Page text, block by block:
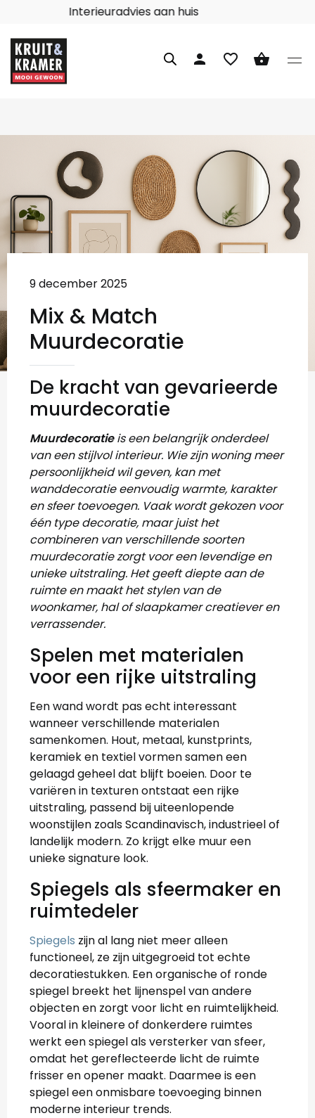
Interieuradvies aan huis
person favorite_border shopping_basket
9 december 2025
Mix & Match
Muurdecoratie
De kracht van gevarieerde
muurdecoratie
Muurdecoratieis een belangrijk onderdeel
van een stijlvol interieur. Wie zijn woning meer
persoonlijkheid wil geven, kan met
wanddecoratie eenvoudig warmte, karakter
en sfeer toevoegen. Vaak wordt gekozen voor
één type decoratie, maar juist het
combineren van verschillende soorten
muurdecoratie zorgt voor een levendige en
unieke uitstraling. Het geeft diepte aan de
ruimte en maakt het stylen van de
woonkamer, hal of slaapkamer creatiever en
verrassender.
Spelen met materialen
voor een rijke uitstraling
Een wand wordt pas echt interessant
wanneer verschillende materialen
samenkomen. Hout, metaal, kunstprints,
keramiek en textiel vormen samen een
gelaagd geheel dat blijft boeien. Door te
variëren in texturen ontstaat een rijke
uitstraling, passend bij uiteenlopende
woonstijlen zoals Scandinavisch, industrieel of
landelijk modern. Zo krijgt elke muur een
unieke signature look.
Spiegels als sfeermaker en
ruimtedeler
Spiegels zijn al lang niet meer alleen
functioneel, ze zijn uitgegroeid tot echte
decoratiestukken. Een organische of ronde
spiegel breekt het lijnenspel van andere
objecten en zorgt voor licht en ruimtelijkheid.
Vooral in kleinere of donkerdere ruimtes
werkt een spiegel als versterker van sfeer,
omdat het gereflecteerde licht de ruimte
frisser en opener maakt. Daarmee is een
spiegel een onmisbare toevoeging binnen
moderne interieur trends.